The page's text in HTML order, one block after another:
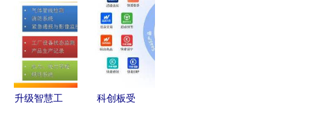
证据链破除
ERP内的
『负库存』
幽灵
便捷之选
升级智慧工
科创板受